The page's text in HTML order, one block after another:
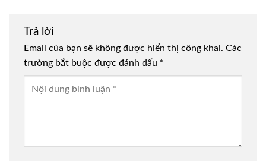
Trả lời
Email của bạn sẽ không được hiển thị công khai. Các
trường bắt buộc được đánh dấu *